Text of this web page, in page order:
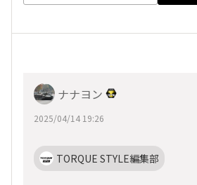
ナナヨン
2025/04/14 19:26
TORQUE STYLE編集部